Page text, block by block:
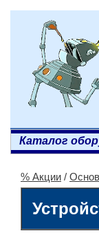
Каталог
% Акции /